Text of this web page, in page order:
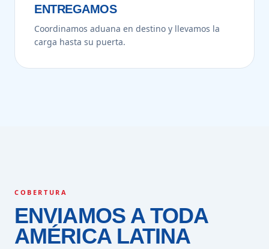
ENTREGAMOS
Coordinamos aduana en destino y llevamos la
carga hasta su puerta.
COBERTURA
ENVIAMOS A TODA
AMÉRICA LATINA